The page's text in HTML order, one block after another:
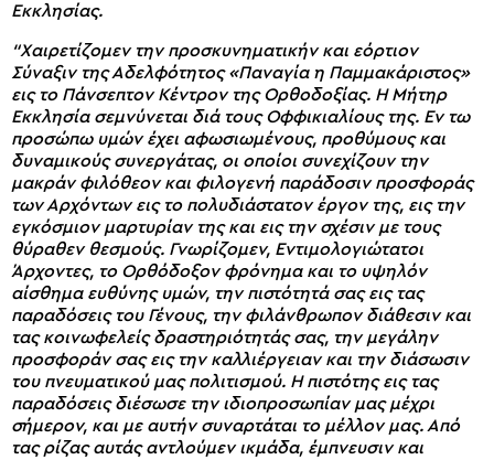
Εκκλησίας.
“Χαιρετίζομεν την προσκυνηματικήν και εόρτιον
Σύναξιν της Αδελφότητος «Παναγία η Παμμακάριστος»
εις το Πάνσεπτον Κέντρον της Ορθοδοξίας. Η Μήτηρ
Εκκλησία σεμνύνεται διά τους Οφφικιαλίους της. Εν τω
προσώπω υμών έχει αφωσιωμένους, προθύμους και
δυναμικούς συνεργάτας, οι οποίοι συνεχίζουν την
μακράν φιλόθεον και φιλογενή παράδοσιν προσφοράς
των Αρχόντων εις το πολυδιάστατον έργον της, εις την
εγκόσμιον μαρτυρίαν της και εις την σχέσιν με τους
θύραθεν θεσμούς. Γνωρίζομεν, Εντιμολογιώτατοι
Άρχοντες, το Ορθόδοξον φρόνημα και το υψηλόν
αίσθημα ευθύνης υμών, την πιστότητά σας εις τας
παραδόσεις του Γένους, την φιλάνθρωπον διάθεσιν και
τας κοινωφελείς δραστηριότητάς σας, την μεγάλην
προσφοράν σας εις την καλλιέργειαν και την διάσωσιν
του πνευματικού μας πολιτισμού. Η πιστότης εις τας
παραδόσεις διέσωσε την ιδιοπροσωπίαν μας μέχρι
σήμερον, και με αυτήν συναρτάται το μέλλον μας. Από
τας ρίζας αυτάς αντλούμεν ικμάδα, έμπνευσιν και